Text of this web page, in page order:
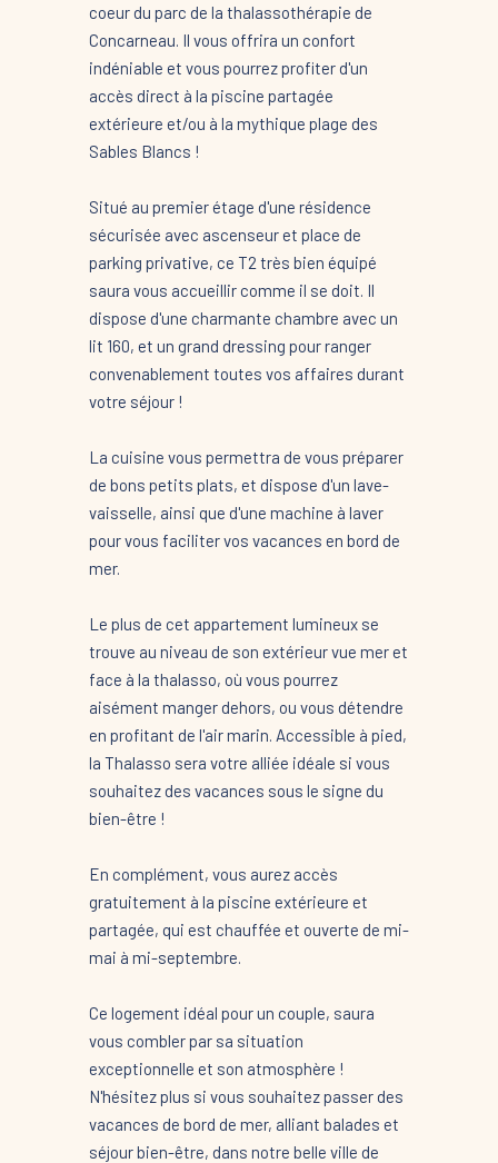
coeur du parc de la thalassothérapie de
Concarneau. Il vous offrira un confort
indéniable et vous pourrez profiter d'un
accès direct à la piscine partagée
extérieure et/ou à la mythique plage des
Sables Blancs !
Situé au premier étage d'une résidence
sécurisée avec ascenseur et place de
parking privative, ce T2 très bien équipé
saura vous accueillir comme il se doit. Il
dispose d'une charmante chambre avec un
lit 160, et un grand dressing pour ranger
convenablement toutes vos affaires durant
votre séjour !
La cuisine vous permettra de vous préparer
de bons petits plats, et dispose d'un lave-
vaisselle, ainsi que d'une machine à laver
pour vous faciliter vos vacances en bord de
mer.
Le plus de cet appartement lumineux se
trouve au niveau de son extérieur vue mer et
face à la thalasso, où vous pourrez
aisément manger dehors, ou vous détendre
en profitant de l'air marin. Accessible à pied,
la Thalasso sera votre alliée idéale si vous
souhaitez des vacances sous le signe du
bien-être !
En complément, vous aurez accès
gratuitement à la piscine extérieure et
partagée, qui est chauffée et ouverte de mi-
mai à mi-septembre.
Ce logement idéal pour un couple, saura
vous combler par sa situation
exceptionnelle et son atmosphère !
N'hésitez plus si vous souhaitez passer des
vacances de bord de mer, alliant balades et
séjour bien-être, dans notre belle ville de